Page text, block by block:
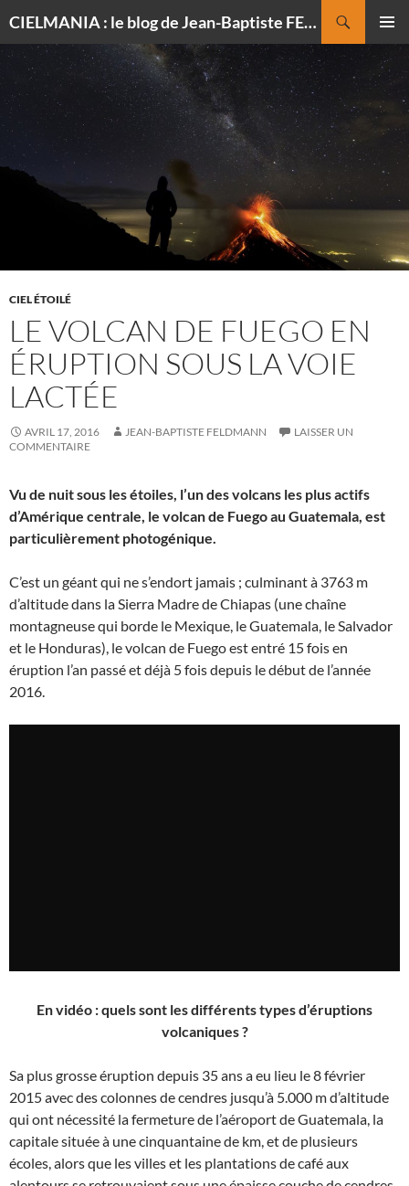
CIELMANIA : le blog de Jean-Baptiste FELDMANN, photographe du ciel
MENU
AU
CONTENU
CIEL ÉTOILÉ
LE VOLCAN DE FUEGO EN
ÉRUPTION SOUS LA VOIE
LACTÉE
AVRIL 17, 2016 JEAN-BAPTISTE FELDMANN
LAISSER UN
COMMENTAIRE
Vu de nuit sous les étoiles, l’un des volcans les plus actifs
d’Amérique centrale, le volcan de Fuego au Guatemala, est
particulièrement photogénique.
C’est un géant qui ne s’endort jamais ; culminant à 3763 m
d’altitude dans la Sierra Madre de Chiapas (une chaîne
montagneuse qui borde le Mexique, le Guatemala, le Salvador
et le Honduras), le volcan de Fuego est entré 15 fois en
éruption l’an passé et déjà 5 fois depuis le début de l’année
2016.
En vidéo : quels sont les différents types d’éruptions
volcaniques ?
Sa plus grosse éruption depuis 35 ans a eu lieu le 8 février
2015 avec des colonnes de cendres jusqu’à 5.000 m d’altitude
qui ont nécessité la fermeture de l’aéroport de Guatemala, la
capitale située à une cinquantaine de km, et de plusieurs
écoles, alors que les villes et les plantations de café aux